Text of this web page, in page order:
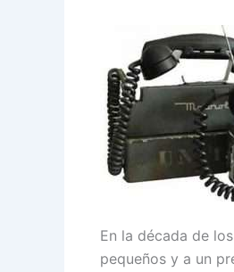
En la década de
pequeños y a un